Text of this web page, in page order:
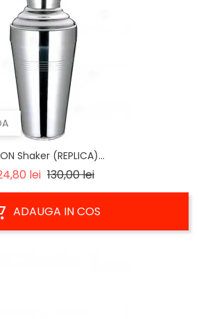
Shaker (REPLICA)...
lei Regular
130,00 leiPret
ADAUGA IN COS